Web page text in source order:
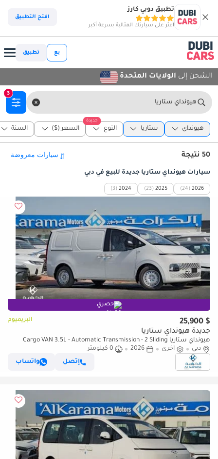
تطبيق دوبي كارز
اعثر على سيارتك المثالية بسرعة أكبر
افتح التطبيق
بع تطبيق
الشحن إلى الولايات المتحدة
هيونداي ستاريا
3
هيونداي ستاريا
جديدة
النوع السعر ($) السنة
50 نتيجة
سيارات هيونداي ستاريا جديدة للبيع في دبي
2026
(24)
2025
(23)
2024
(3)
حصري
$ 25,900 البريميوم
جديدة هيونداي ستاريا
هيونداي ستاريا Cargo VAN 3.5L - Automatic Transmission - 2 Sliding
Doors - 3 Seater
دبي أخرى 2026
0 كيلومتر
إتصل
واتساب